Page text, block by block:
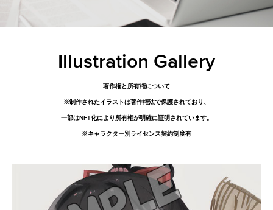
Illustration Gallery
著作権と所有権について
※制作されたイラストは著作権法で保護されており、
一部は​NFT化により所有権が明確に証明されています。
※キャラクター別ライセンス契約制度有
CONTACT